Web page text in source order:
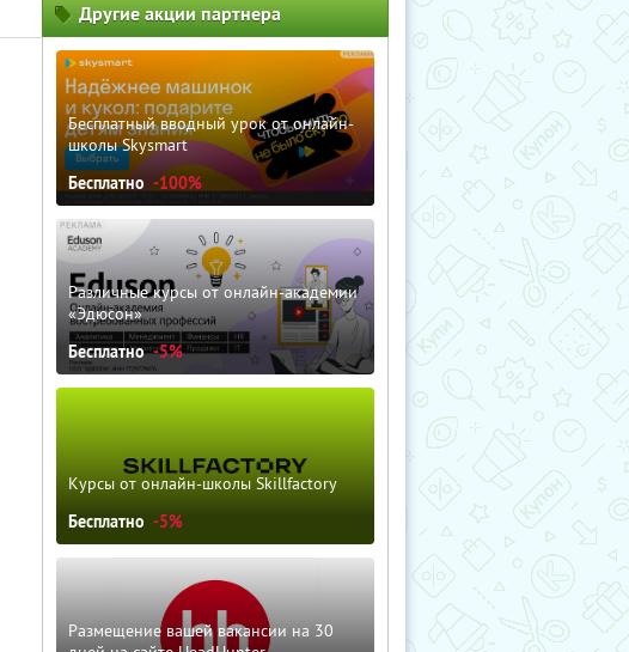
Другие акции партнера
Бесплатный вводный урок от онлайн-
школы Skysmart
Бесплатно -100%
Различные курсы от онлайн-академии
«Эдюсон»
Бесплатно -5%
Курсы от онлайн-школы Skillfactory
Бесплатно -5%
Размещение вашей вакансии на 30